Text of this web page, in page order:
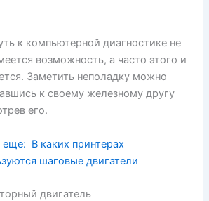
к компьютерной диагностике не
возможность, а часто этого и
Заметить неполадку можно
к своему железному другу
его.
еще: В каких принтерах
шаговые двигатели
двигатель